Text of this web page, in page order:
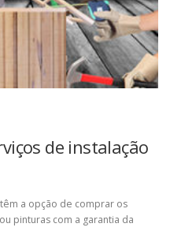
de instalação
a opção de comprar os
pinturas com a garantia da